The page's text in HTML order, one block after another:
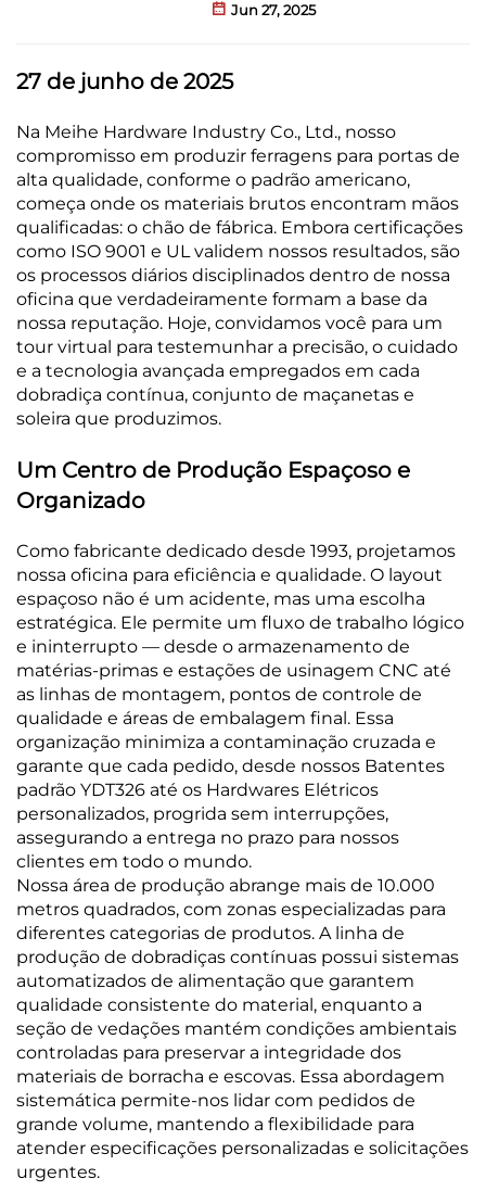
Jun 27, 2025
27 de junho de 2025
Na Meihe Hardware Industry Co., Ltd., nosso
compromisso em produzir ferragens para portas de
alta qualidade, conforme o padrão americano,
começa onde os materiais brutos encontram mãos
qualificadas: o chão de fábrica. Embora certificações
como ISO 9001 e UL validem nossos resultados, são
os processos diários disciplinados dentro de nossa
oficina que verdadeiramente formam a base da
nossa reputação. Hoje, convidamos você para um
tour virtual para testemunhar a precisão, o cuidado
e a tecnologia avançada empregados em cada
dobradiça contínua, conjunto de maçanetas e
soleira que produzimos.
Um Centro de Produção Espaçoso e
Organizado
Como fabricante dedicado desde 1993, projetamos
nossa oficina para eficiência e qualidade. O layout
espaçoso não é um acidente, mas uma escolha
estratégica. Ele permite um fluxo de trabalho lógico
e ininterrupto — desde o armazenamento de
matérias-primas e estações de usinagem CNC até
as linhas de montagem, pontos de controle de
qualidade e áreas de embalagem final. Essa
organização minimiza a contaminação cruzada e
garante que cada pedido, desde nossos Batentes
padrão YDT326 até os Hardwares Elétricos
personalizados, progrida sem interrupções,
assegurando a entrega no prazo para nossos
clientes em todo o mundo.
Nossa área de produção abrange mais de 10.000
metros quadrados, com zonas especializadas para
diferentes categorias de produtos. A linha de
produção de dobradiças contínuas possui sistemas
automatizados de alimentação que garantem
qualidade consistente do material, enquanto a
seção de vedações mantém condições ambientais
controladas para preservar a integridade dos
materiais de borracha e escovas. Essa abordagem
sistemática permite-nos lidar com pedidos de
grande volume, mantendo a flexibilidade para
atender especificações personalizadas e solicitações
urgentes.